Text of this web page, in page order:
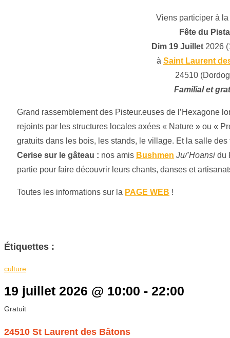
Viens participer à
Fête du
Dim 19 Juillet 2026
à Saint Laurent
24510
Familial et
Grand rassemblement des Pisteur.euses de l’Hexagone
rejoints par les structures locales axées « Nature » ou «
gratuits dans les bois, les stands, le village. Et la salle
Cerise sur le gâteau : nos amis Bushmen Ju/’Hoansi du
partie pour faire découvrir leurs chants, danses et
Toutes les informations sur la PAGE WEB !
Étiquettes :
culture
19 juillet 2026 @ 10:00 - 22:00
Gratuit
24510 St Laurent des Bâtons